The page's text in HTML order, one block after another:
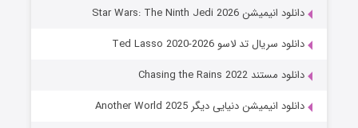
جادوگری در مغولستان
دانلود انیمیشن Star Wars: The Ninth Jedi 2026
دانلود سریال تد لاسو Ted Lasso 2020-2026
دانلود مستند Chasing the Rains 2022
دانلود انیمیشن دنیایی دیگر Another World 2025